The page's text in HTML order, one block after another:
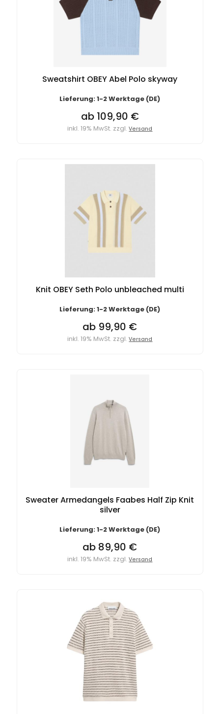
Sweatshirt OBEY Abel Polo skyway
Lieferung: 1-2 Werktage (DE)
ab 109,90 €
inkl. 19% MwSt. zzgl.Versand
Knit OBEY Seth Polo unbleached multi
Lieferung: 1-2 Werktage (DE)
ab 99,90 €
inkl. 19% MwSt. zzgl.Versand
Sweater Armedangels Faabes Half Zip Knit
silver
Lieferung: 1-2 Werktage (DE)
ab 89,90 €
inkl. 19% MwSt. zzgl.Versand